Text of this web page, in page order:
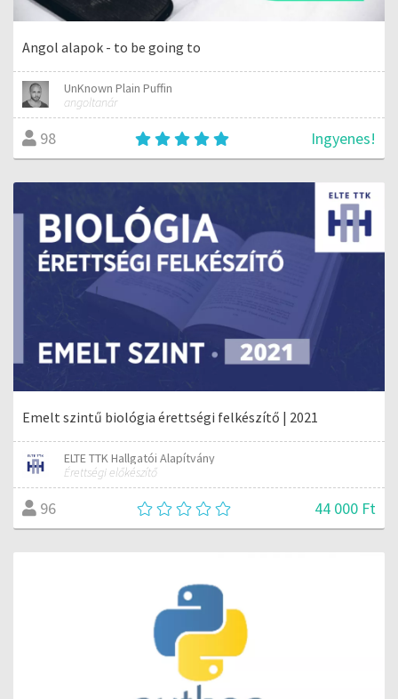
Angol alapok - to be going to
UnKnown Plain Puffin
angoltanár
98 Ingyenes!
Emelt szintű biológia érettségi felkészítő | 2021
ELTE TTK Hallgatói Alapítvány
Érettségi előkészítő
96 44 000 Ft